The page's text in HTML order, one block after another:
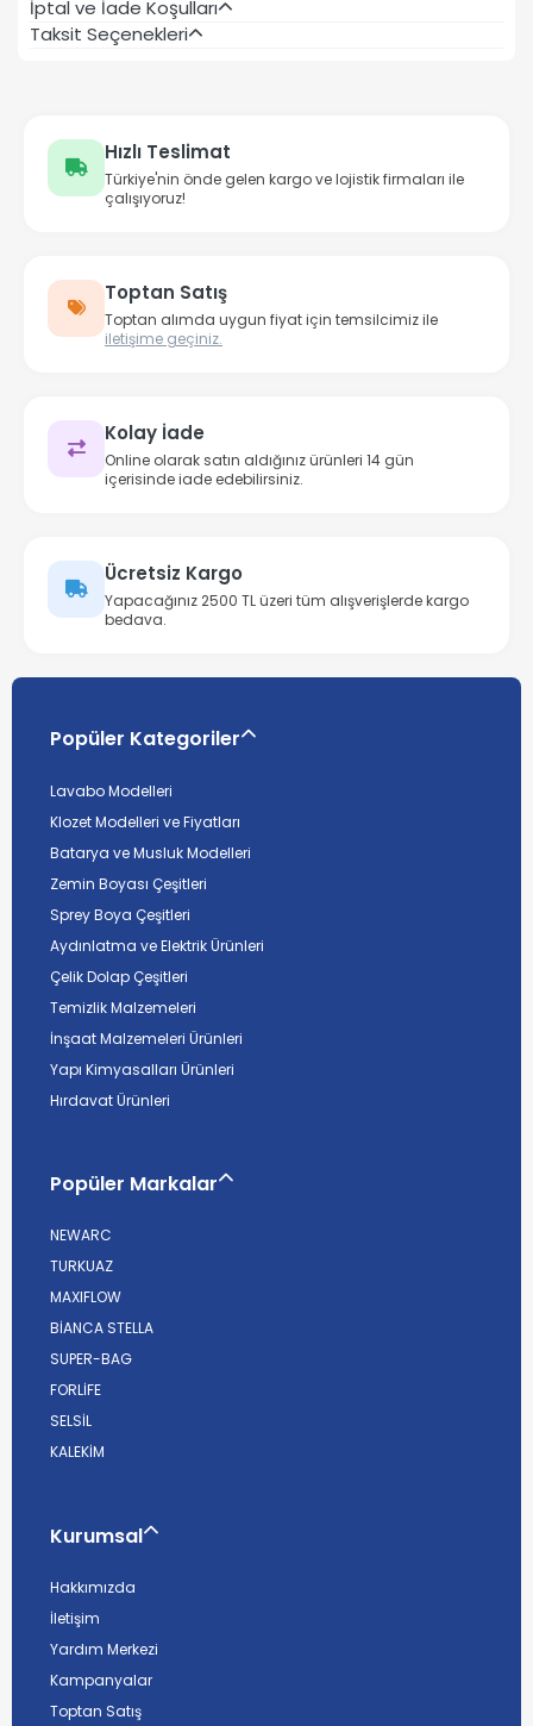
İptal ve İade Koşulları
Taksit Seçenekleri
Hızlı Teslimat
Türkiye'nin önde gelen kargo ve lojistik firmaları ile
çalışıyoruz!
Toptan Satış
Toptan alımda uygun fiyat için temsilcimiz ile
iletişime geçiniz.
Kolay İade
Online olarak satın aldığınız ürünleri 14 gün
içerisinde iade edebilirsiniz.
Ücretsiz Kargo
Yapacağınız 2500 TL üzeri tüm alışverişlerde kargo
bedava.
Popüler Kategoriler
Lavabo Modelleri
Klozet Modelleri ve Fiyatları
Batarya ve Musluk Modelleri
Zemin Boyası Çeşitleri
Sprey Boya Çeşitleri
Aydınlatma ve Elektrik Ürünleri
Çelik Dolap Çeşitleri
Temizlik Malzemeleri
İnşaat Malzemeleri Ürünleri
Yapı Kimyasalları Ürünleri
Hırdavat Ürünleri
Popüler Markalar
NEWARC
TURKUAZ
MAXIFLOW
BİANCA STELLA
SUPER-BAG
FORLİFE
SELSİL
KALEKİM
Kurumsal
Hakkımızda
İletişim
Yardım Merkezi
Kampanyalar
Toptan Satış